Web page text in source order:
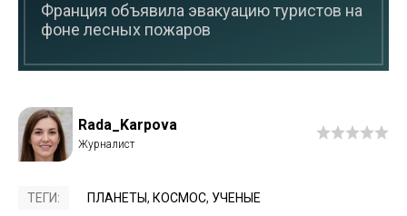
Франция объявила эвакуацию туристов на
фоне лесных пожаров
Rada_Karpova
ТЕГИ: ПЛАНЕТЫ, КОСМОС, УЧЕНЫЕ